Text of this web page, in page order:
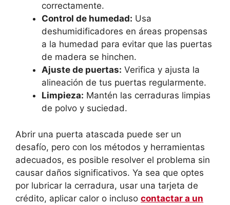
correctamente.
Control de humedad: Usa
deshumidificadores en áreas propensas
a la humedad para evitar que las puertas
de madera se hinchen.
Ajuste de puertas: Verifica y ajusta la
alineación de tus puertas regularmente.
Limpieza: Mantén las cerraduras limpias
de polvo y suciedad.
Abrir una puerta atascada puede ser un
desafío, pero con los métodos y herramientas
adecuados, es posible resolver el problema sin
causar daños significativos. Ya sea que optes
por lubricar la cerradura, usar una tarjeta de
crédito, aplicar calor o incluso contactar a un